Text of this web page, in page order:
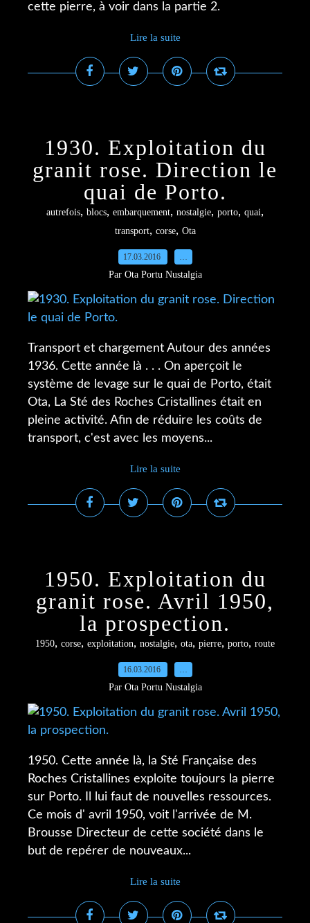
cette pierre, à voir dans la partie 2.
Lire la suite
1930. Exploitation du
granit rose. Direction le
quai de Porto.
autrefois, blocs, embarquement, nostalgie, porto, quai,
transport, corse, Ota
17.03.2016 …
Par Ota Portu Nustalgia
Transport et chargement Autour des années
1936. Cette année là . . . On aperçoit le
système de levage sur le quai de Porto, était
Ota, La Sté des Roches Cristallines était en
pleine activité. Afin de réduire les coûts de
transport, c'est avec les moyens...
Lire la suite
1950. Exploitation du
granit rose. Avril 1950,
la prospection.
1950, corse, exploitation, nostalgie, ota, pierre, porto, route
16.03.2016 …
Par Ota Portu Nustalgia
1950. Cette année là, la Sté Française des
Roches Cristallines exploite toujours la pierre
sur Porto. Il lui faut de nouvelles ressources.
Ce mois d' avril 1950, voit l'arrivée de M.
Brousse Directeur de cette société dans le
but de repérer de nouveaux...
Lire la suite